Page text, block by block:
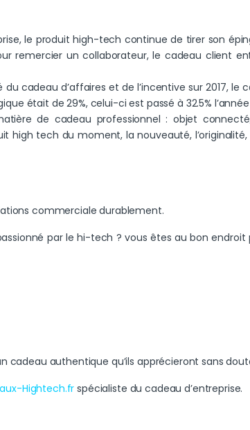
le produit high-tech continue de tirer son
remercier un collaborateur, le cadeau client
cadeau d’affaires et de l’incentive sur 2017, le
était de 29%, celui-ci est passé à 32.5%
de cadeau professionnel : objet
tech du moment, la nouveauté, l’originalité,
commerciale durablement.
par le hi-tech ? vous êtes au bon endroit
cadeau authentique qu’ils apprécieront sans
Hightech.fr spécialiste du cadeau d’entreprise.